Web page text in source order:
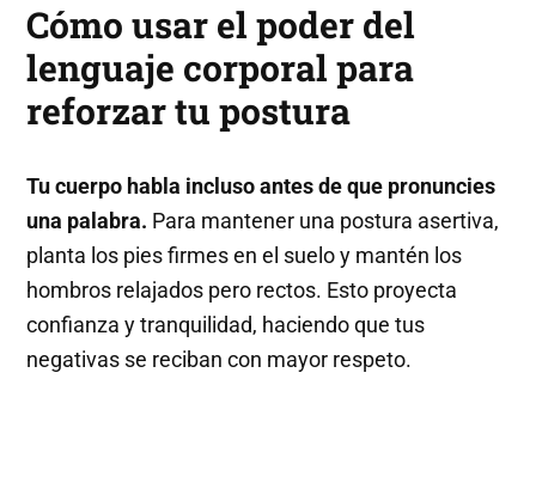
Cómo usar el poder del
lenguaje corporal para
reforzar tu postura
Tu cuerpo habla incluso antes de que pronuncies
una palabra. Para mantener una postura asertiva,
planta los pies firmes en el suelo y mantén los
hombros relajados pero rectos. Esto proyecta
confianza y tranquilidad, haciendo que tus
negativas se reciban con mayor respeto.